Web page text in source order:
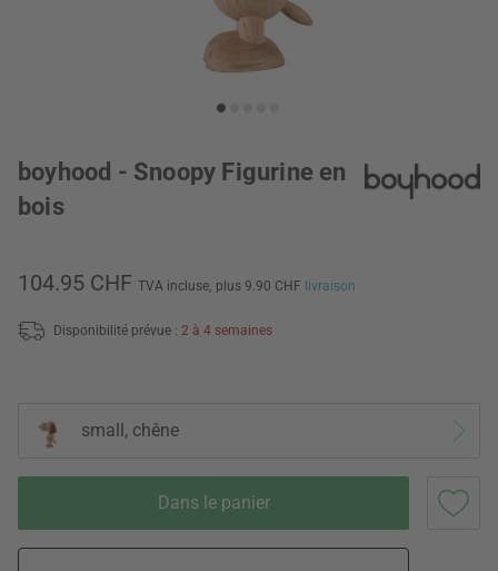
boyhood - Snoopy Figurine en
bois
104.95 CHF TVA incluse, plus 9.90 CHF livraison
Disponibilité prévue : 2 à 4 semaines
small, chêne
Dans le panier